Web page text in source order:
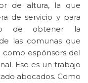
de altura, la que
de servicio y para
de obtener la
las comunas que
espónsors del
Ese es un trabajo
abocados. Como